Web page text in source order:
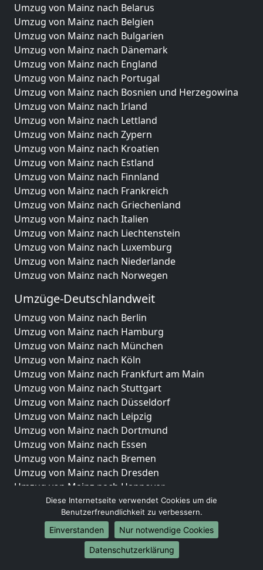
Umzug von Mainz nach Belarus
Umzug von Mainz nach Belgien
Umzug von Mainz nach Bulgarien
Umzug von Mainz nach Dänemark
Umzug von Mainz nach England
Umzug von Mainz nach Portugal
Umzug von Mainz nach Bosnien und Herzegowina
Umzug von Mainz nach Irland
Umzug von Mainz nach Lettland
Umzug von Mainz nach Zypern
Umzug von Mainz nach Kroatien
Umzug von Mainz nach Estland
Umzug von Mainz nach Finnland
Umzug von Mainz nach Frankreich
Umzug von Mainz nach Griechenland
Umzug von Mainz nach Italien
Umzug von Mainz nach Liechtenstein
Umzug von Mainz nach Luxemburg
Umzug von Mainz nach Niederlande
Umzug von Mainz nach Norwegen
Umzüge-Deutschlandweit
Umzug von Mainz nach Berlin
Umzug von Mainz nach Hamburg
Umzug von Mainz nach München
Umzug von Mainz nach Köln
Umzug von Mainz nach Frankfurt am Main
Umzug von Mainz nach Stuttgart
Umzug von Mainz nach Düsseldorf
Umzug von Mainz nach Leipzig
Umzug von Mainz nach Dortmund
Umzug von Mainz nach Essen
Umzug von Mainz nach Bremen
Umzug von Mainz nach Dresden
Umzug von Mainz nach Hannover
Umzug von Mainz nach Nürnberg
Umzug von Mainz nach Duisburg
Umzug von Mainz nach Bochum
Umzug von Mainz nach Wuppertal
Umzug von Mainz nach Bielefeld
Diese Internetseite verwendet Cookies um die
Benutzerfreundlichkeit zu verbessern.
Einverstanden
Nur notwendige Cookies
Datenschutzerklärung